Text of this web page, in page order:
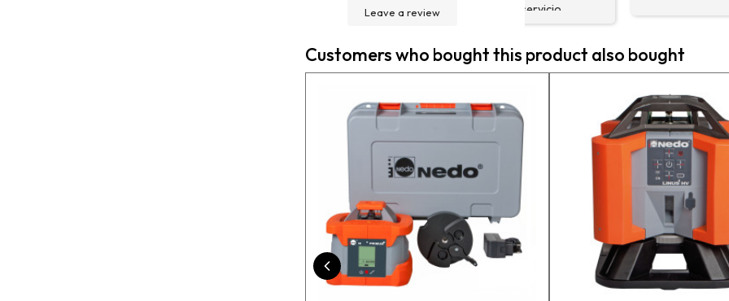
Leave a review
y perfecto el transporte !
Es un placer cuando todo
servicio, y servicio
Customers who bought this product also bought